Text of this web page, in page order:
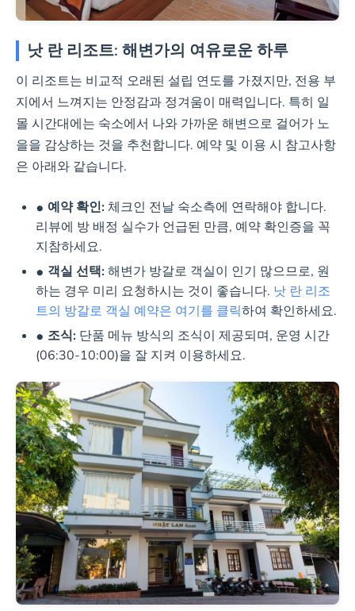
낫 란 리조트: 해변가의 여유로운 하루
이 리조트는 비교적 오래된 설립 연도를 가졌지만, 전용 부
지에서 느껴지는 안정감과 정겨움이 매력입니다. 특히 일
몰 시간대에는 숙소에서 나와 가까운 해변으로 걸어가 노
을을 감상하는 것을 추천합니다. 예약 및 이용 시 참고사항
은 아래와 같습니다.
예약 확인:체크인 전날 숙소측에 연락해야 합니다.
리뷰에 방 배정 실수가 언급된 만큼, 예약 확인증을 꼭
지참하세요.
객실 선택:해변가 방갈로 객실이 인기 많으므로, 원
하는 경우 미리 요청하시는 것이 좋습니다. 낫 란 리조
트의 방갈로 객실 예약은 여기를 클릭하여 확인하세요.
조식: 단품 메뉴 방식의 조식이 제공되며, 운영 시간
(06:30-10:00)을 잘 지켜 이용하세요.